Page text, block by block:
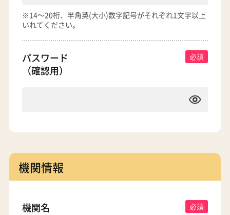
※14～20桁、半角英(大小)数字記号がそれぞれ1文字以上
いれてください。
パスワード
（確認用）
機関情報
機関名